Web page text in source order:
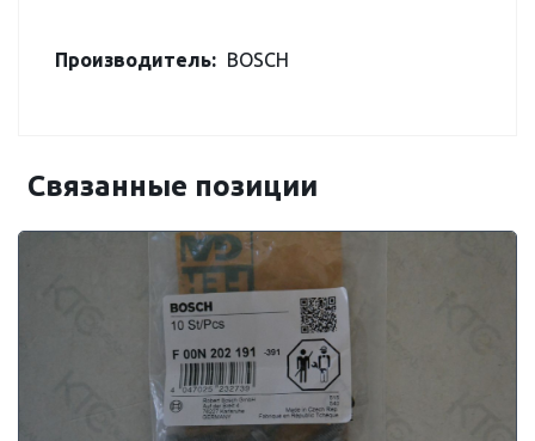
Производитель: BOSCH
Связанные позиции